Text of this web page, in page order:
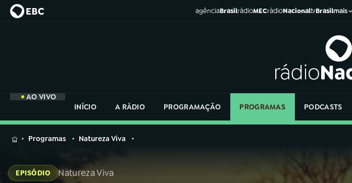
agênciaBrasilrádioMECrádioNacionaltvBrasilmais
AO VIVO
INÍCIO
A RÁDIO PROGRAMAÇÃO PROGRAMAS PODCASTS
MENU
na
Rádio
Programas Natureza Viva
EPISÓDIO Natureza Viva